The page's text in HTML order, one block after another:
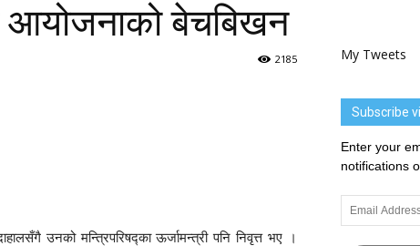
आयोजनाको बेचबिखन
2185
उनको मन्त्रिपरिषद्का ऊर्जामन्त्री पनि निवृत्त भए ।
My Tweets
Subscribe
Enter your
notifications
Email
Address